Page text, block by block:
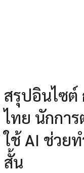
สรุปอินไซต์
ไทย นักกา
ใช้ AI ช่วย
สั้น